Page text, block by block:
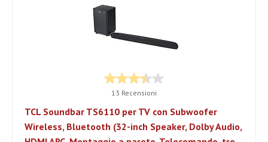
13 Recensioni
TCL Soundbar TS6110 per TV con Subwoofer
Wireless, Bluetooth (32-inch Speaker, Dolby Audio,